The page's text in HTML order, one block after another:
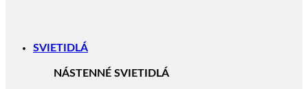
SVIETIDLÁ
NÁSTENNÉ SVIETIDLÁ